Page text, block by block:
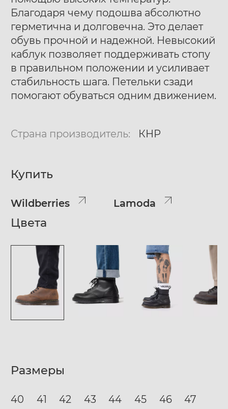
Благодаря чему подошва абсолютно
герметична и долговечна. Это делает
обувь прочной и надежной. Невысокий
каблук позволяет поддерживать стопу
в правильном положении и усиливает
стабильность шага. Петельки сзади
помогают обуваться одним движением.
Страна производитель: КНР
Купить
Wildberries Lamoda
Цвета
Размеры
40 41 42 43 44 45 46 47